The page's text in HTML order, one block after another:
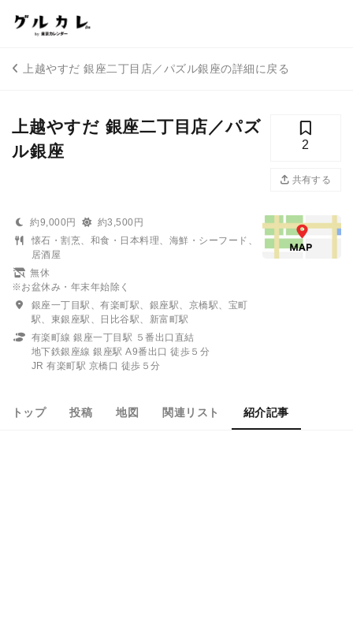
上越やすだ 銀座二丁目店／パズル銀座の詳細に戻る
上越やすだ 銀座二丁目店／パズ
ル銀座
2
共有する
約9,000円
約3,500円
懐石・割烹、和食・日本料理、海鮮・シーフード、
居酒屋
無休
※お盆休み・年末年始除く
銀座一丁目駅、有楽町駅、銀座駅、京橋駅、宝町
駅、東銀座駅、日比谷駅、新富町駅
有楽町線 銀座一丁目駅 ５番出口直結
地下鉄銀座線 銀座駅 A9番出口 徒歩５分
JR 有楽町駅 京橋口 徒歩５分
トップ 投稿 地図 関連リスト 紹介記事